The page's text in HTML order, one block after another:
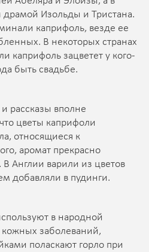
Изольды и Тристана.
каприфоль, везде ее
В некоторых странах
каприфоль зацветет у кого-
быть свадьбе.
рассказы вполне
цветы каприфоли
относящиеся к
аромат прекрасно
Англии варили из цветов
добавляли в пудинги.
в народной
заболеваний,
поласкают горло при